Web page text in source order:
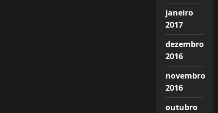
janeiro
2017
dezembro
2016
novembro
2016
outubro